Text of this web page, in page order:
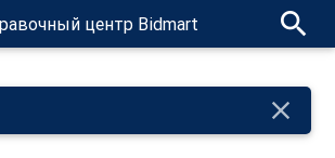
центр Bidmart search
close